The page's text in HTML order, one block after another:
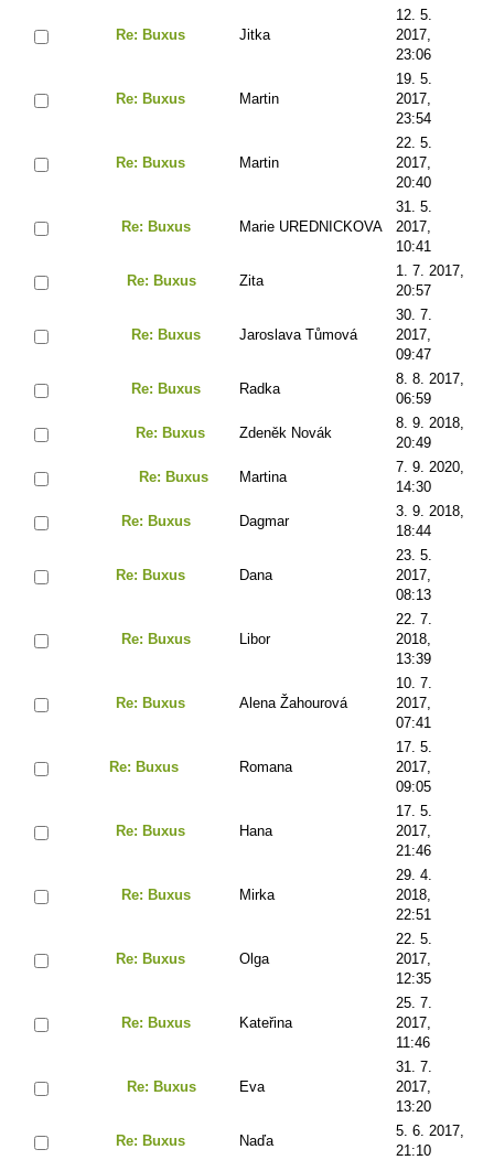
Re: Buxus Jitka
12. 5.
2017,
23:06
Re: Buxus Martin
19. 5.
2017,
23:54
Re: Buxus Martin
22. 5.
2017,
20:40
Re: Buxus Marie UREDNICKOVA
31. 5.
2017,
10:41
Re: Buxus Zita
1. 7. 2017,
20:57
Re: Buxus Jaroslava Tůmová
30. 7.
2017,
09:47
Re: Buxus Radka
8. 8. 2017,
06:59
Re: Buxus Zdeněk Novák
8. 9. 2018,
20:49
Re: Buxus Martina
7. 9. 2020,
14:30
Re: Buxus Dagmar
3. 9. 2018,
18:44
Re: Buxus Dana
23. 5.
2017,
08:13
Re: Buxus Libor
22. 7.
2018,
13:39
Re: Buxus Alena Žahourová
10. 7.
2017,
07:41
Re: Buxus Romana
17. 5.
2017,
09:05
Re: Buxus Hana
17. 5.
2017,
21:46
Re: Buxus Mirka
29. 4.
2018,
22:51
Re: Buxus Olga
22. 5.
2017,
12:35
Re: Buxus Kateřina
25. 7.
2017,
11:46
Re: Buxus Eva
31. 7.
2017,
13:20
Re: Buxus Naďa
5. 6. 2017,
21:10